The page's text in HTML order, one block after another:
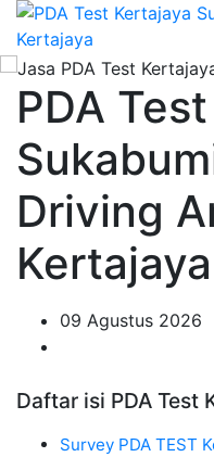
PDA
Driving
Kertajaya
09 Agustus 2026
Daftar isi PDA Test
Survey PDA TEST